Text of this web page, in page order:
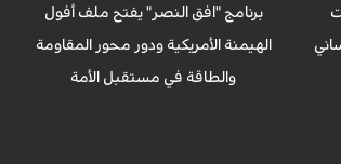
برنامج "افق النصر" يفتح ملف أفول
الهيمنة الأمريكية ودور محور المقاومة
والطاقة في مستقبل الأمة